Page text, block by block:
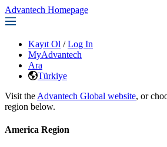
Advantech Homepage
Kayıt Ol / Log In
MyAdvantech
Ara
Türkiye
Visit the Advantech Global website, or
region below.
America Region